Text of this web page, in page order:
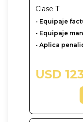
Clase T
- Equipaje
- Equipaje
- Aplica
USD